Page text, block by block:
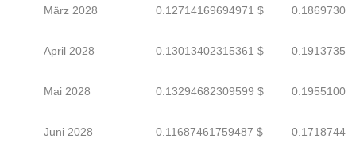
März 2028 0.12714169694971 $
April 2028 0.13013402315361 $
Mai 2028 0.13294682309599 $
Juni 2028 0.11687461759487 $